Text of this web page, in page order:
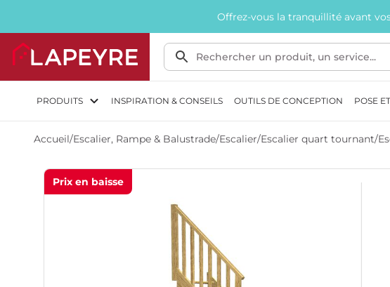
Offrez-vous la tranquillité avant
PRODUITS INSPIRATION & CONSEILS OUTILS DE CONCEPTION POSE
Accueil/Escalier, Rampe & Balustrade/Escalier/Escalier quart tournant/
Prix en baisse